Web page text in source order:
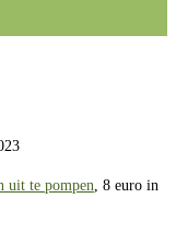
uit te pompen , 8 euro in